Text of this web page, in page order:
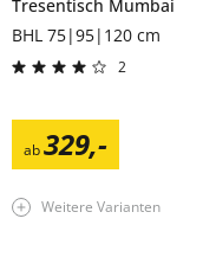
Tresentisch Mumbai
BHL 75|95|120 cm
2
ab329,-
Weitere Varianten